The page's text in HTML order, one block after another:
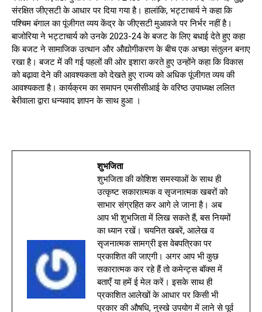
संरक्षित जीएसटी के आधार पर दिया गया है। हालांकि, भट्टाचार्य ने कहा कि
पश्चिम बंगाल का पूंजीगत व्यय केंद्र के जीएसटी मुआवजे पर निर्भर नहीं है।
बाजोरिया ने भट्टाचार्य को उनके 2023-24 के बजट के लिए बधाई देते हुए कहा
कि बजट ने सामाजिक उत्थान और औद्योगीकरण के बीच एक अच्छा संतुलन बनाए
रखा है। बजट में की गई पहलों की ओर इशारा करते हुए उन्होंने कहा कि विकास
को बढ़ावा देने की आवश्यकता को देखते हुए राज्य को अधिक पूंजीगत व्यय की
आवश्यकता है। कार्यक्रम का समापन एमसीसीआई के वरिष्ठ उपाध्यक्ष ललित
बेरीवाला द्वारा धन्यवाद ज्ञापन के साथ हुआ ।
शुभजिता
शुभजिता की कोशिश समस्याओं के साथ ही
उत्कृष्ट सकारात्मक व सृजनात्मक खबरों को
साभार संग्रहित कर आगे ले जाना है। अब
आप भी शुभजिता में लिख सकते हैं, बस नियमों
का ध्यान रखें। चयनित खबरें, आलेख व
सृजनात्मक सामग्री इस वेबपत्रिका पर
प्रकाशित की जाएगी। अगर आप भी कुछ
सकारात्मक कर रहे हैं तो कमेन्ट्स बॉक्स में
बताएँ या हमें ई मेल करें। इसके साथ ही
प्रकाशित आलेखों के आधार पर किसी भी
प्रकार की औषधि, नुस्खे उपयोग में लाने से पूर्व